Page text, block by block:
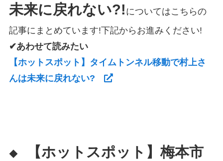
未来に戻れない?! についてはこちらの
記事にまとめています!下記からお進みください!
✔あわせて読みたい
【ホットスポット】タイムトンネル移動で村上さ
んは未来に戻れない?
◆
【ホットスポット】梅本市